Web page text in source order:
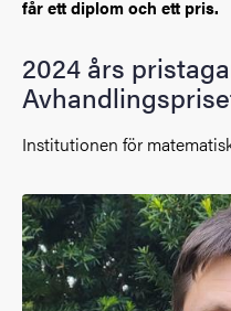
får ett diplom och ett pris.
2024 års
Institutionen för
Bild